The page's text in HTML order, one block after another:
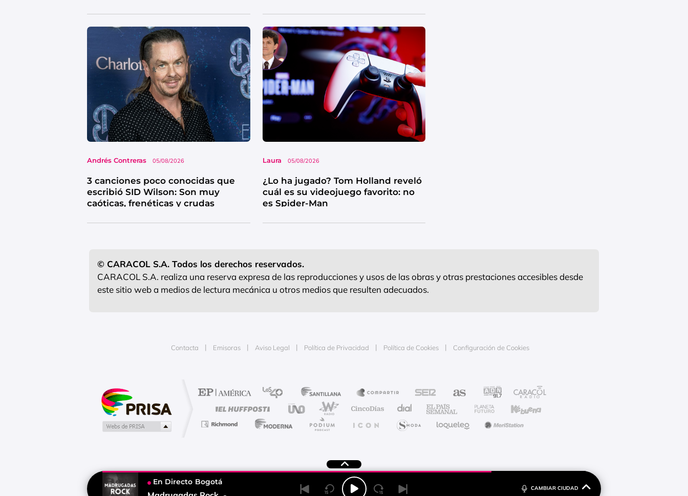
Andrés Contreras 05/08/2026
3 canciones poco conocidas que
escribió SID Wilson: Son muy
caóticas, frenéticas y crudas
Laura 05/08/2026
¿Lo ha jugado? Tom Holland reveló
cuál es su videojuego favorito: no
es Spider-Man
© CARACOL S.A. Todos los derechos reservados.
CARACOL S.A. realiza una reserva expresa de las reproducciones y usos de las obras y otras prestaciones accesibles desde
este sitio web a medios de lectura mecánica u otros medios que resulten adecuados.
Contacta Emisoras Aviso Legal Política de Privacidad Política de Cookies Configuración de Cookies
Publicidad
Tu contenido empezará después de la publicidad
En Directo Bogotá
CAMBIAR CIUDAD